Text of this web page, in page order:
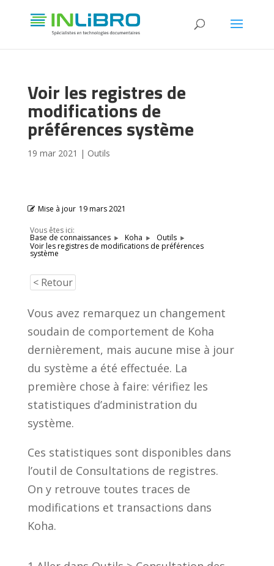
Voir les registres de
modifications de
préférences système
19 mar 2021 | Outils
Mise à jour 19 mars 2021
Vous êtes ici:
Base de connaissances Koha
Outils
Voir les registres de modifications de préférences
système
< Retour
Vous avez remarquez un changement
soudain de comportement de Koha
dernièrement, mais aucune mise à jour
du système a été effectuée. La
première chose à faire: vérifiez les
statistiques d’administration du
système.
Ces statistiques sont disponibles dans
l’outil de Consultations de registres.
On y retrouve toutes traces de
modifications et transactions dans
Koha.